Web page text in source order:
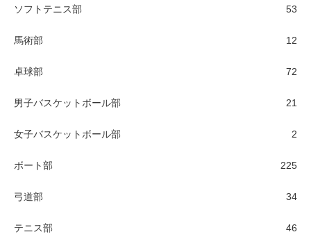
ソフトテニス部 53
馬術部 12
卓球部 72
男子バスケットボール部 21
女子バスケットボール部 2
ボート部 225
弓道部 34
テニス部 46